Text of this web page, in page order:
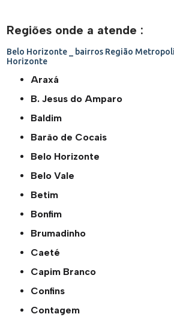
Regiões onde a atende :
Belo Horizonte _ bairros Região
Horizonte
Araxá
B. Jesus do Amparo
Baldim
Barão de Cocais
Belo Horizonte
Belo Vale
Betim
Bonfim
Brumadinho
Caeté
Capim Branco
Confins
Contagem